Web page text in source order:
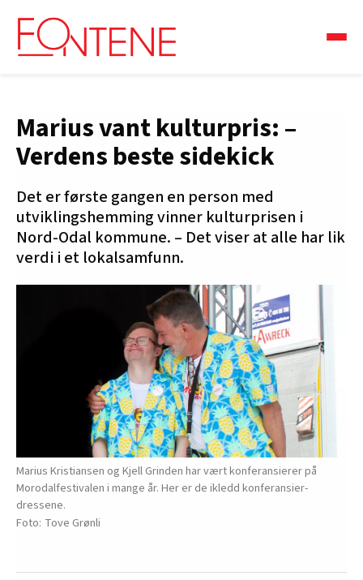
Marius vant kulturpris: –
Verdens beste sidekick
Det er første gangen en person med
utviklingshemming vinner kulturprisen i
Nord-Odal kommune. – Det viser at alle har lik
verdi i et lokalsamfunn.
Marius Kristiansen og Kjell Grinden har vært konferansierer på
Morodalfestivalen i mange år. Her er de ikledd konferansier-
dressene.
Tove Grønli